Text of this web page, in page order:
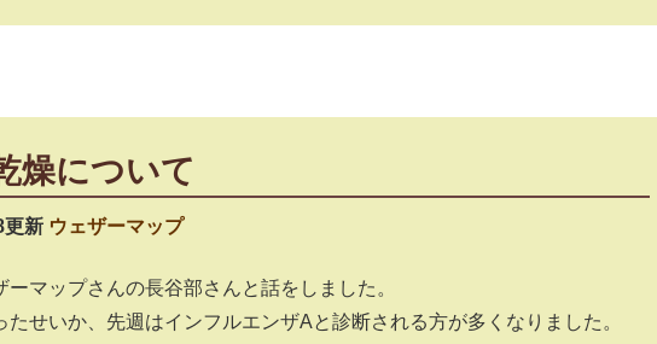
燥について
更新 ウェザーマップ
マップさんの長谷部さんと話をしました。
たせいか、先週はインフルエンザAと診断される方が多くなりました。